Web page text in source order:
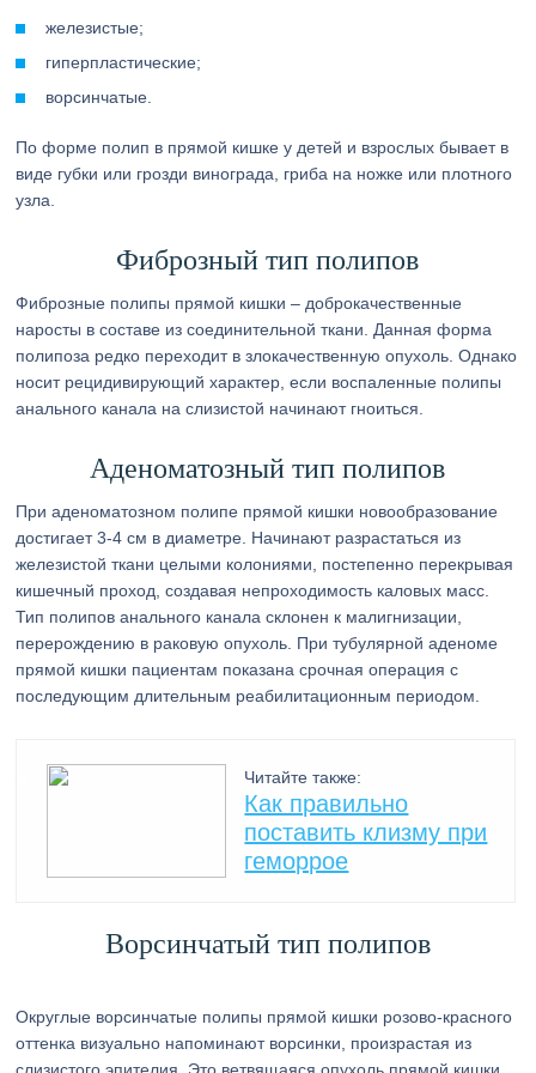
железистые;
гиперпластические;
ворсинчатые.
По форме полип в прямой кишке у детей и взрослых бывает в
виде губки или грозди винограда, гриба на ножке или плотного
узла.
Фиброзный тип полипов
Фиброзные полипы прямой кишки – доброкачественные
наросты в составе из соединительной ткани. Данная форма
полипоза редко переходит в злокачественную опухоль. Однако
носит рецидивирующий характер, если воспаленные полипы
анального канала на слизистой начинают гноиться.
Аденоматозный тип полипов
При аденоматозном полипе прямой кишки новообразование
достигает 3-4 см в диаметре. Начинают разрастаться из
железистой ткани целыми колониями, постепенно перекрывая
кишечный проход, создавая непроходимость каловых масс.
Тип полипов анального канала склонен к малигнизации,
перерождению в раковую опухоль. При тубулярной аденоме
прямой кишки пациентам показана срочная операция с
последующим длительным реабилитационным периодом.
Читайте также:
Как правильно
поставить клизму при
геморрое
Ворсинчатый тип полипов
Округлые ворсинчатые полипы прямой кишки розово-красного
оттенка визуально напоминают ворсинки, произрастая из